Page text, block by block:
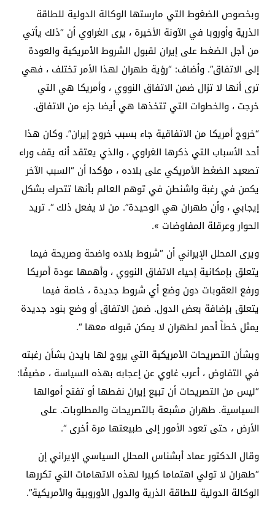
وبخصوص الضغوط التي مارستها الوكالة الدولية للطاقة
الذرية وأوروبا في الآونة الأخيرة ، يرى الغراوي أن “ذلك يأتي
من أجل الضغط على إيران لقبول الشروط الأمريكية والعودة
إلى الاتفاق”. وأضاف: “رؤية طهران لهذا الأمر تختلف ، فهي
ترى أنها لا تزال ضمن الاتفاق النووي ، وأمريكا هي التي
خرجت ، والخطوات التي تتخذها هي أيضا جزء من الاتفاق.
“خروج أمريكا من الاتفاقية جاء بسبب خروج إيران”. وكان هذا
أحد الأسباب التي ذكرها الغراوي ، والذي يعتقد أنه يقف وراء
تصعيد الضغط الأمريكي على بلاده ، مؤكدا أن “السبب الآخر
يكمن في رغبة واشنطن في توهم العالم بأنها تتحرك بشكل
إيجابي ، وأن طهران هي الوحيدة”. من لا يفعل ذلك “. تريد
الحوار وعرقلة المفاوضات ».
ويرى المحلل الإيراني أن “شروط بلاده واضحة وصريحة فيما
يتعلق بإمكانية إحياء الاتفاق النووي ، وأهمها عودة أمريكا
ورفع العقوبات دون وضع أي شروط جديدة ، خاصة فيما
يتعلق بإضافة بعض الدول. ضمن الاتفاق أو وضع بنود جديدة
يمثل خطاً أحمر لطهران لا يمكن قبوله معها “.
وبشأن التصريحات الأمريكية التي يروج لها بايدن بشأن رغبته
في التفاوض ، أعرب غاوي عن إعجابه بهذه السياسة ، مضيفًا:
“ليس من التصريحات أن تبيع إيران نفطها أو تفتح أموالها
السياسية. طهران مشبعة بالتصريحات والمطلوبات. على
الأرض ، حتى تعود الأمور إلى طبيعتها مرة أخرى “.
وقال الدكتور عماد أبشناس المحلل السياسي الإيراني إن
“طهران لا تولي اهتماما كبيرا لهذه الاتهامات التي تكررها
الوكالة الدولية للطاقة الذرية والدول الأوروبية والأمريكية”.